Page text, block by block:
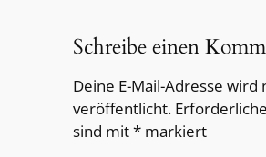
Schreibe einen
Deine E-Mail-Adresse wird
veröffentlicht.
sind mit*markiert